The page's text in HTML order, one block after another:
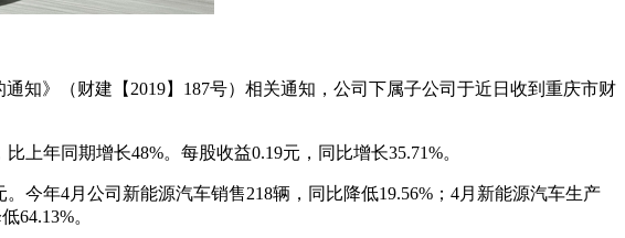
知》（财建【2019】187号）相关通知，公司下属子公司于近日收到重庆市财
上年同期增长48%。每股收益0.19元，同比增长35.71%。
今年4月公司新能源汽车销售218辆，同比降低19.56%；4月新能源汽车生产
64.13%。